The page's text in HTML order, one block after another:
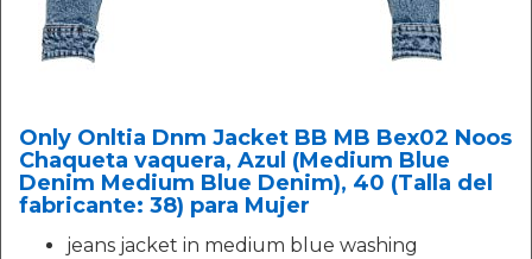
Only Onltia Dnm Jacket BB MB Bex02 Noos
Chaqueta vaquera, Azul (Medium Blue
Denim Medium Blue Denim), 40 (Talla del
fabricante: 38) para Mujer
jeans jacket in medium blue washing